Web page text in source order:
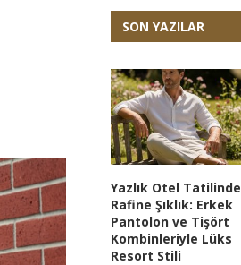
SON YAZILAR
Yazlık Otel Tatilinde
Rafine Şıklık: Erkek
Pantolon ve Tişört
Kombinleriyle Lüks
Resort Stili